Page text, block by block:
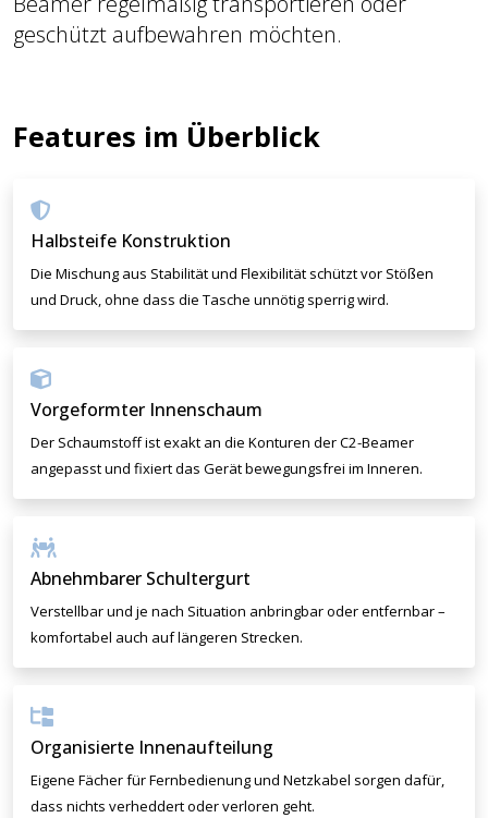
geschützt aufbewahren möchten.
Features im Überblick
Halbsteife Konstruktion
Die Mischung aus Stabilität und Flexibilität schützt vor Stößen
und Druck, ohne dass die Tasche unnötig sperrig wird.
Vorgeformter Innenschaum
Der Schaumstoff ist exakt an die Konturen der C2-Beamer
angepasst und fixiert das Gerät bewegungsfrei im Inneren.
Abnehmbarer Schultergurt
Verstellbar und je nach Situation anbringbar oder entfernbar –
komfortabel auch auf längeren Strecken.
Organisierte Innenaufteilung
Eigene Fächer für Fernbedienung und Netzkabel sorgen dafür,
dass nichts verheddert oder verloren geht.